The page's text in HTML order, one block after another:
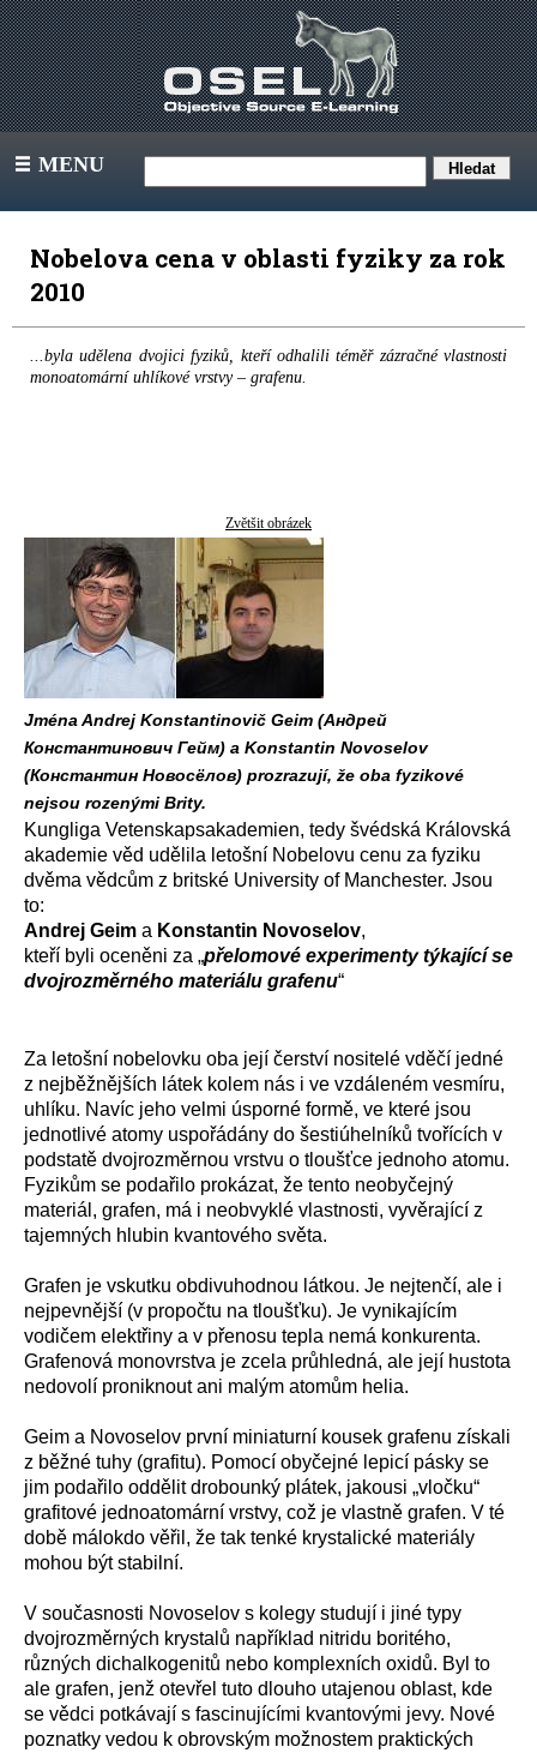
III MENU
Nobelova cena v oblasti fyziky za rok
2010
...byla udělena dvojici fyziků, kteří odhalili téměř zázračné vlastnosti
monoatomární uhlíkové vrstvy – grafenu.
Zvětšit obrázek
Jména Andrej Konstantinovič Geim (Андрей
Константинович Гейм) a Konstantin Novoselov
(Константин Новосёлов) prozrazují, že oba fyzikové
nejsou rozenými Brity.
Kungliga Vetenskapsakademien, tedy švédská Královská
akademie věd udělila letošní Nobelovu cenu za fyziku
dvěma vědcům z britské University of Manchester. Jsou
to:
Andrej Geim a Konstantin Novoselov,
kteří byli oceněni za „přelomové experimenty týkající se
dvojrozměrného materiálu grafenu“
Za letošní nobelovku oba její čerství nositelé vděčí jedné
z nejběžnějších látek kolem nás i ve vzdáleném vesmíru,
uhlíku. Navíc jeho velmi úsporné formě, ve které jsou
jednotlivé atomy uspořádány do šestiúhelníků tvořících v
podstatě dvojrozměrnou vrstvu o tloušťce jednoho atomu.
Fyzikům se podařilo prokázat, že tento neobyčejný
materiál, grafen, má i neobvyklé vlastnosti, vyvěrající z
tajemných hlubin kvantového světa.
Grafen je vskutku obdivuhodnou látkou. Je nejtenčí, ale i
nejpevnější (v propočtu na tloušťku). Je vynikajícím
vodičem elektřiny a v přenosu tepla nemá konkurenta.
Grafenová monovrstva je zcela průhledná, ale její hustota
nedovolí proniknout ani malým atomům helia.
Geim a Novoselov první miniaturní kousek grafenu získali
z běžné tuhy (grafitu). Pomocí obyčejné lepicí pásky se
jim podařilo oddělit drobounký plátek, jakousi „vločku“
grafitové jednoatomární vrstvy, což je vlastně grafen. V té
době málokdo věřil, že tak tenké krystalické materiály
mohou být stabilní.
V současnosti Novoselov s kolegy studují i jiné typy
dvojrozměrných krystalů například nitridu boritého,
různých dichalkogenitů nebo komplexních oxidů. Byl to
ale grafen, jenž otevřel tuto dlouho utajenou oblast, kde
se vědci potkávají s fascinujícími kvantovými jevy. Nové
poznatky vedou k obrovským možnostem praktických